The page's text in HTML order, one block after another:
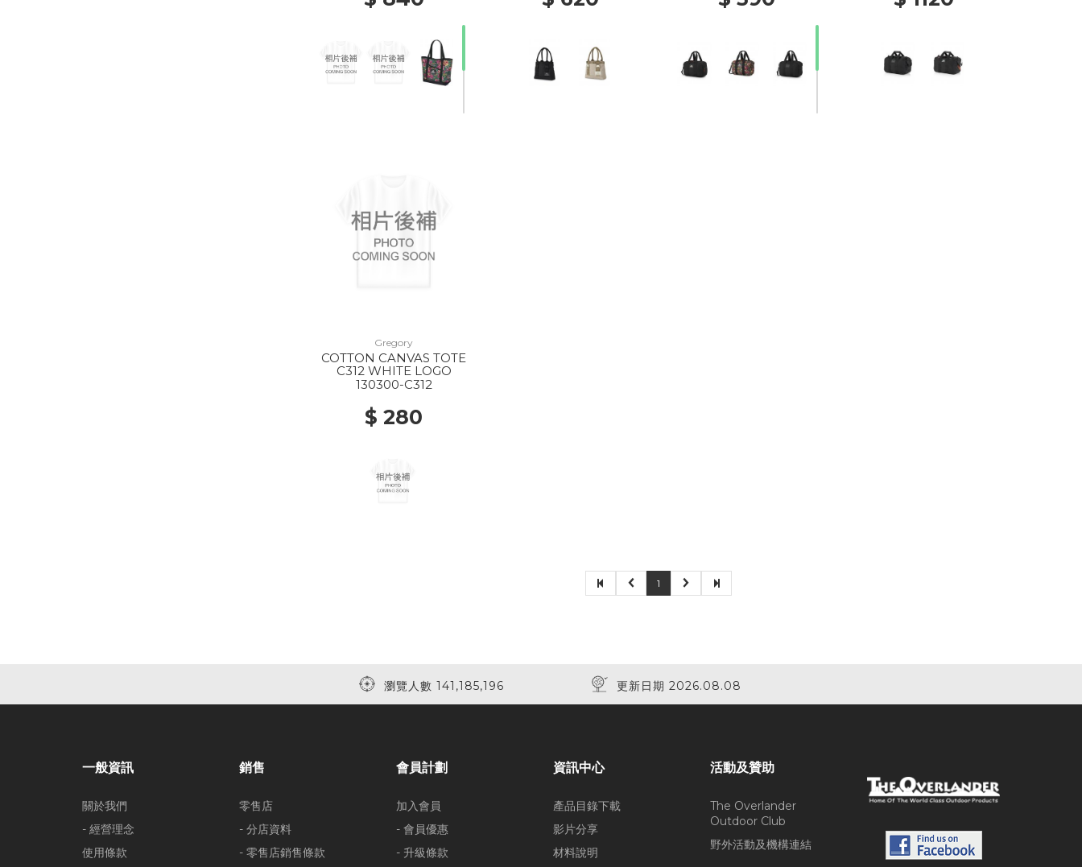
Gregory
COTTON CANVAS TOTE
C312 WHITE LOGO
130300-C312
$ 280
1
瀏覽人數 141,185,196 更新日期 2026.08.08
一般資訊
關於我們
- 經營理念
使用條款
銷售
零售店
- 分店資料
- 零售店銷售條款
會員計劃
加入會員
- 會員優惠
- 升級條款
資訊中心
產品目錄下載
影片分享
材料說明
活動及贊助
The Overlander
Outdoor Club
野外活動及機構連結